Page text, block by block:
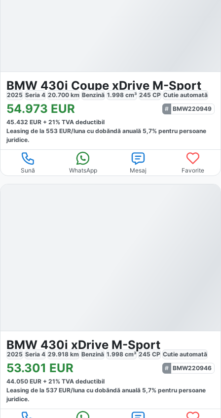
BMW 430i Coupe xDrive M-Sport
2025 Seria 4 20.700 km Benzină 1.998 cm³ 245 CP Cutie automată
54.973 EUR
BMW220949
45.432 EUR + 21% TVA deductibil
Leasing de la 553 EUR/luna cu dobăndă anuală 5,7% pentru persoane
juridice.
Sună WhatsApp Mesaj Favorite
BMW 430i xDrive M-Sport
2025 Seria 4 29.918 km Benzină 1.998 cm³ 245 CP Cutie automată
53.301 EUR
BMW220946
44.050 EUR + 21% TVA deductibil
Leasing de la 537 EUR/luna cu dobăndă anuală 5,7% pentru persoane
juridice.